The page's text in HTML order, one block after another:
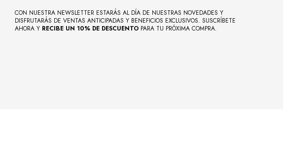
CON NUESTRA NEWSLETTER ESTARÁS AL DÍA DE NUESTRAS NOVEDADES Y
DISFRUTARÁS DE VENTAS ANTICIPADAS Y BENEFICIOS EXCLUSIVOS. SUSCRÍBETE
AHORA Y RECIBE UN 10% DE DESCUENTO PARA TU PRÓXIMA COMPRA.